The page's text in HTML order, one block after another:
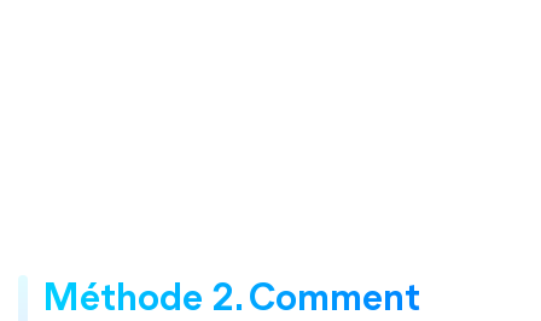
Méthode 2. Comment